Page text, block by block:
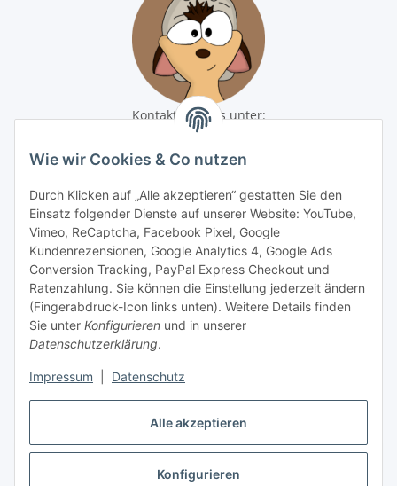
Alle akzeptieren
Konfigurieren
Wie wir Cookies & Co nutzen
Durch Klicken auf „Alle akzeptieren“ gestatten Sie den
Einsatz folgender Dienste auf unserer Website: YouTube,
Vimeo, ReCaptcha, Facebook Pixel, Google
Kundenrezensionen, Google Analytics 4, Google Ads
Conversion Tracking, PayPal Express Checkout und
Ratenzahlung. Sie können die Einstellung jederzeit ändern
(Fingerabdruck-Icon links unten). Weitere Details finden
Sie unter Konfigurieren und in unserer
Datenschutzerklärung.
Impressum Datenschutz
Kontaktiere uns unter:
shop@baunativ.de
+49 3435 66699899
Gesetzliche Informationen
Zahlungsmöglichkeiten